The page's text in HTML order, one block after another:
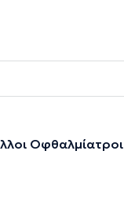
Οφθαλμίατροι